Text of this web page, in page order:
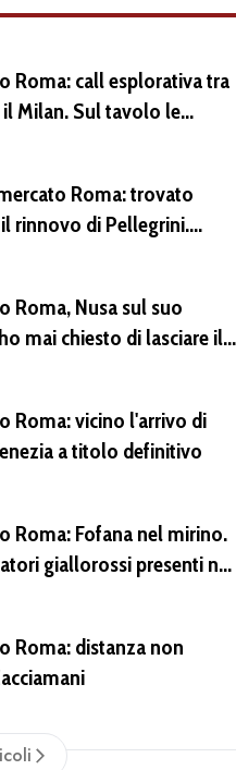
Roma: call esplorativa tra
Milan. Sul tavolo le
e Soulé
Roma: trovato
rinnovo di Pellegrini.
di un solo anno
Roma, Nusa sul suo
mai chiesto di lasciare il
ancora al lavoro
Roma: vicino l'arrivo di
a titolo definitivo
Roma: Fofana nel mirino.
giallorossi presenti nel
con il Lione
Roma: distanza non